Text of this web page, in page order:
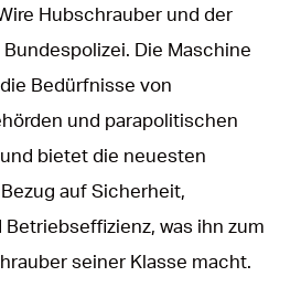
Hubschrauber und der
Die Maschine
Bedürfnisse von
und parapolitischen
bietet die neuesten
auf Sicherheit,
was ihn zum
seiner Klasse macht.